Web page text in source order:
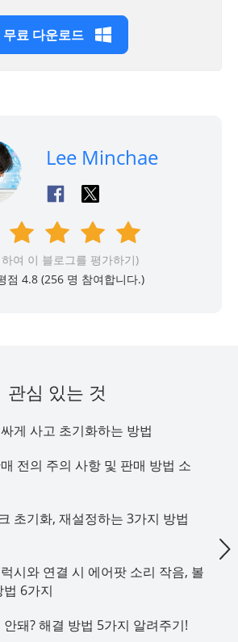
무료 다운로드
Lee Minchae
여 이 블로그를 평가하기)
점 4.8 (256 명 참여합니다.)
관심 있는 것
게 사고 초기화하는 방법
전의 주의 사항 및 판매 방법 소
초기화, 재설정하는 3가지 방법
시와 연결 시 에어팟 소리 작음, 볼
6가지
돼? 해결 방법 5가지 알려주기!